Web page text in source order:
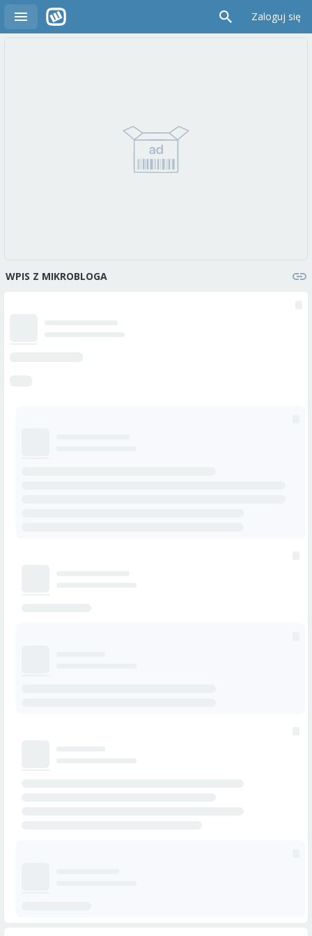
Zaloguj się
WPIS Z MIKROBLOGA